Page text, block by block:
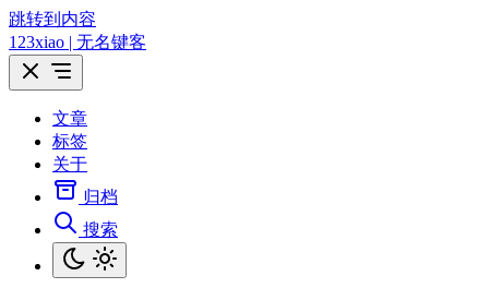
跳转到内容
123xiao | 无名键客
文章
标签
关于
归档
搜索